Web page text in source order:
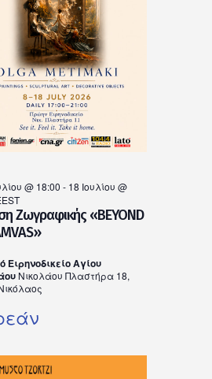
Ζωγραφικής «BEYOND
@ 18:00 - 18 Ιουλίου @
Ειρηνοδικείο Αγίου
Νικολάου Πλαστήρα 18,